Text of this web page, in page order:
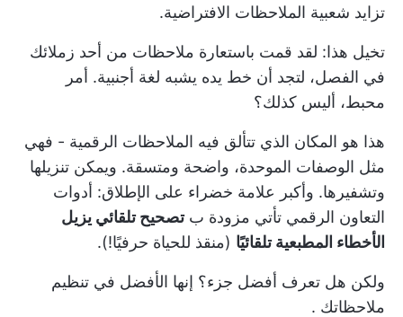
تزايد شعبية الملاحظات الافتراضية.
تخيل هذا: لقد قمت باستعارة ملاحظات من أحد زملائك
في الفصل، لتجد أن خط يده يشبه لغة أجنبية. أمر
محبط، أليس كذلك؟
هذا هو المكان الذي تتألق فيه الملاحظات الرقمية - فهي
مثل الوصفات الموحدة، واضحة ومتسقة. ويمكن تنزيلها
وتشفيرها. وأكبر علامة خضراء على الإطلاق: أدوات
التعاون الرقمي تأتي مزودة بتصحيح تلقائي يزيل
الأخطاء المطبعية تلقائيًا (منقذ للحياة حرفيًا!).
ولكن هل تعرف أفضل جزء؟ إنها الأفضل في تنظيم
ملاحظاتك .